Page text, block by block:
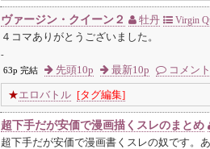
ヴァージン・クイーン２ 牡丹
Virgin
４コマありがとうございました。
-
63p 完結
先頭10p 最新10p コメント
★ エロバトル [タグ編集]
超下手だが安価で漫画描くスレのまとめ
超下手だが安価で漫画書くスレの奴です。